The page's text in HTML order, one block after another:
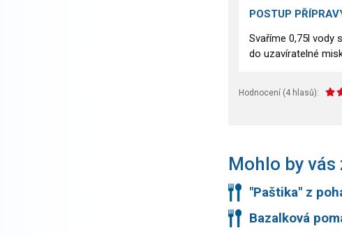
POSTUP
Svaříme 0,75l vody
do uzavíratelné
Hodnocení (4 hlasů):
Mohlo by vás
"Paštika" z
Bazalková